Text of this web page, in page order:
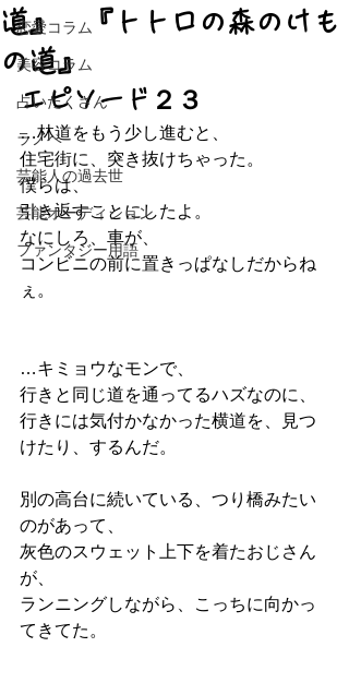
恋愛コラム
美容コラム
占いたくさん
ラノベ
芸能人の過去世
芸能オーディション
ファンタジー用語
道』 『トトロの森のけも
の道』
エピソード２３
…林道をもう少し進むと、
住宅街に、突き抜けちゃった。
僕らは、
引き返すことにしたよ。
なにしろ、車が、
コンビニの前に置きっぱなしだからね
ぇ。
…キミョウなモンで、
行きと同じ道を通ってるハズなのに、
行きには気付かなかった横道を、見つ
けたり、するんだ。
別の高台に続いている、つり橋みたい
のがあって、
灰色のスウェット上下を着たおじさん
が、
ランニングしながら、こっちに向かっ
てきてた。